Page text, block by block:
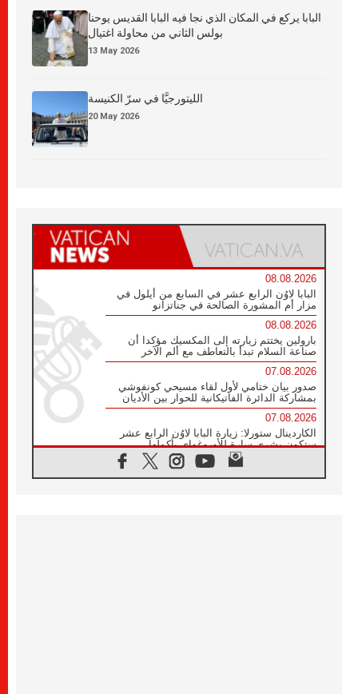
البابا يركع في المكان الذي نجا فيه البابا القديس يوحنا
بولس الثاني من محاولة اغتيال
13 May 2026
الليتورجيَّا في سرّ الكنيسة
20 May 2026
08.08.2026
البابا لاوُن الرابع عشر في السابع من أيلول في
مزار أم المشورة الصالحة في جناتزانو
08.08.2026
بارولين يختتم زيارته إلى المكسيك مؤكدا أن
صناعة السلام تبدأ بالتعاطف مع ألم الآخر
07.08.2026
صدور بيان ختامي لأول لقاء مسيحي كونفوشي
بمشاركة الدائرة الفاتيكانية للحوار بين الأديان
07.08.2026
الكاردينال ستورلا: زيارة البابا لاوُن الرابع عشر
ستكون بشرى سارة للأوروغواي بأكملها
الفاتيكان يعلن برنامج الزيارة الرسولية للبابا لاوُن